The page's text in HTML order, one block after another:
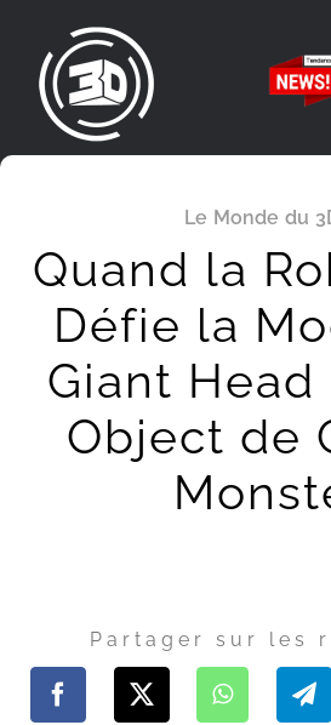
contenu
Le Monde du
Quand la
Défie la
Giant
Object de
Partager sur les